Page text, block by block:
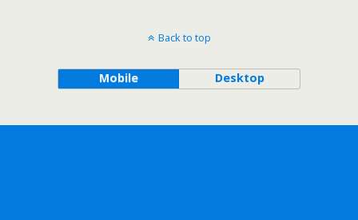
Back to top
Mobile Desktop